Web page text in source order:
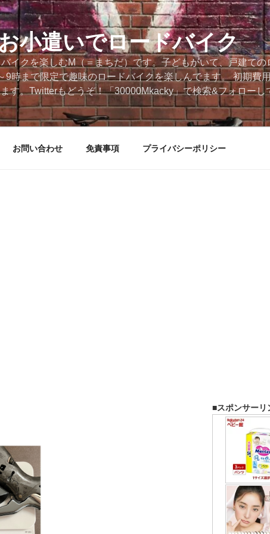
小遣いでロードバイク
イクを楽しむM（＝まちだ）です。子どもがいて、戸建て
9時まで限定で趣味のロードバイクを楽しんでます。 初期費
す。Twitterもどうぞ！「30000Mkacky」で検索&フォローし
お問い合わせ 免責事項 プライバシーポリシー
■スポンサーリ